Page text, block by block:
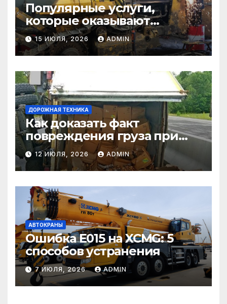
Популярные услуги,
которые оказывают
самосвалы в строительстве
и логистике
15 ИЮЛЯ, 2026 ADMIN
ДОРОЖНАЯ ТЕХНИКА
Как доказать факт
повреждения груза при
страховом случае
12 ИЮЛЯ, 2026 ADMIN
АВТОКРАНЫ
Ошибка E015 на XCMG: 5
способов устранения
7 ИЮЛЯ, 2026 ADMIN